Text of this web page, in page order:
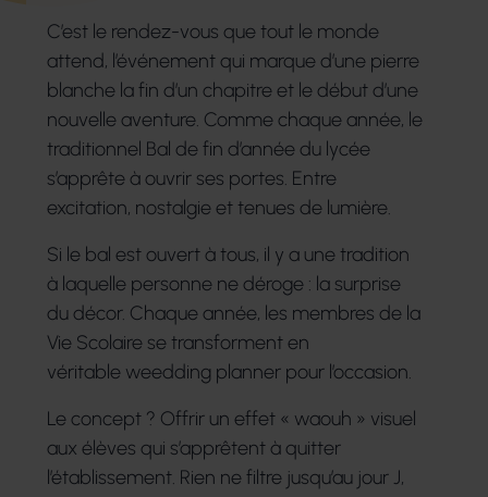
C’est le rendez-vous que tout le monde
attend, l’événement qui marque d’une pierre
blanche la fin d’un chapitre et le début d’une
nouvelle aventure. Comme chaque année, le
traditionnel Bal de fin d’année du lycée
s’apprête à ouvrir ses portes. Entre
excitation, nostalgie et tenues de lumière.
Si le bal est ouvert à tous, il y a une tradition
à laquelle personne ne déroge : la surprise
du décor. Chaque année, les membres de la
Vie Scolaire se transforment en
véritable weedding planner pour l’occasion.
Le concept ? Offrir un effet « waouh » visuel
aux élèves qui s’apprêtent à quitter
l’établissement. Rien ne filtre jusqu’au jour J,